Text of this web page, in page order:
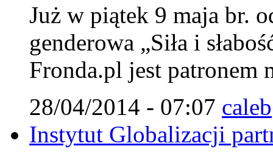
Już w piątek 9 maja br.
genderowa „Siła i
Fronda.pl jest patronem
28/04/2014 - 07:07 caleb
Instytut Globalizacji